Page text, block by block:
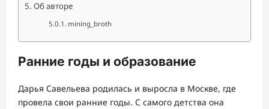
Об авторе
mining_broth
Ранние годы и образование
Дарья Савельева родилась и выросла в Москве, где
провела свои ранние годы. С самого детства она